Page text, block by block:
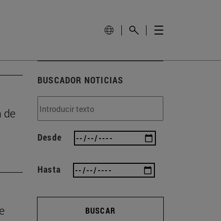
de
BUSCADOR NOTICIAS
Desde
Hasta
BUSCAR